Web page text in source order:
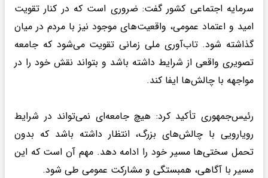
سرمایه اجتماعی کشور گفت: ضروری است که در کنار تقویت
امید و اعتماد عمومی، واقعیت‌های موجود نیز با مردم در میان
گذاشته شود. تاب‌آوری ملی زمانی تقویت می‌شود که جامعه
تصویری واقعی از شرایط داشته باشد و بتواند نقش خود را در
مواجهه با چالش‌ها ایفا کند.
رئیس‌جمهوری تأکید کرد: هیچ جامعه‌ای نمی‌تواند در شرایط
رویارویی با چالش‌های بزرگ، انتظار داشته باشد که بدون
تحمل سختی‌ها مسیر خود را ادامه دهد. مهم آن است که این
مسیر با آگاهی، همبستگی و مشارکت عمومی طی شود.